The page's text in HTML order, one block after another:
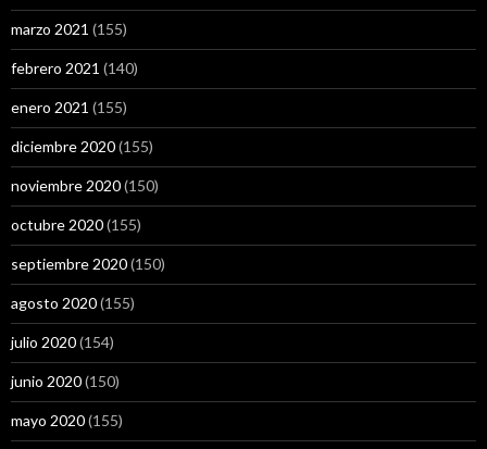
marzo 2021 (155)
febrero 2021 (140)
enero 2021 (155)
diciembre 2020(155)
noviembre 2020(150)
octubre 2020(155)
septiembre 2020(150)
agosto 2020(155)
julio 2020(154)
junio 2020(150)
mayo 2020(155)